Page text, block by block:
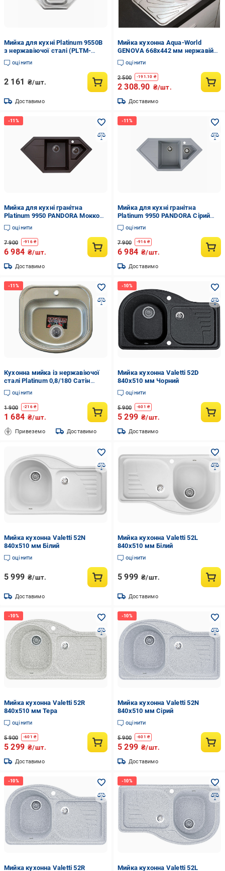
Мийка для кухні Platinum 9550В
з нержавіючої сталі (PLTM-
SP000000636)
оцінити
2 161 ₴/шт.
Доставимо
Мийка кухонна Aqua-World
GENOVA 668х442 мм нержавійка
декор 0,8 мм врізна права
оцінити
2 500 -191.10 ₴
2 308.90 ₴/шт.
Доставимо
Мийка для кухні гранітна
Platinum 9950 PANDORA Мокко
матовий (9050-9)
оцінити
7 900 -916₴
6 984 ₴/шт.
Доставимо
Мийка для кухні гранітна
Platinum 9950 PANDORA Сірий
мусон матовий (9950-15)
оцінити
7 900 -916₴
6 984 ₴/шт.
Доставимо
Кухонна мийка із нержавіючої
сталі Platinum 0,8/180 Сатін
(4947)
оцінити
1 900 -216₴
1 684 ₴/шт.
Привеземо Доставимо
Мийка кухонна Valetti 52D
840x510 мм Чорний
оцінити
5 900 -601 ₴
5 299 ₴/шт.
Доставимо
Мийка кухонна Valetti 52N
840x510 мм Білий
оцінити
5 999 ₴/шт.
Доставимо
Мийка кухонна Valetti 52L
840x510 мм Білий
оцінити
5 999 ₴/шт.
Доставимо
Мийка кухонна Valetti 52R
840x510 мм Тера
оцінити
5 900 -601 ₴
5 299 ₴/шт.
Доставимо
Мийка кухонна Valetti 52N
840x510 мм Сірий
оцінити
5 900 -601 ₴
5 299 ₴/шт.
Доставимо
Мийка кухонна Valetti 52R Мийка кухонна Valetti 52L